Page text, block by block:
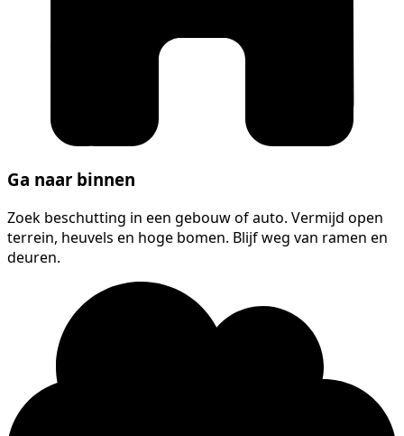
Ga naar binnen
Zoek beschutting in een gebouw of auto. Vermijd open
terrein, heuvels en hoge bomen. Blijf weg van ramen en
deuren.